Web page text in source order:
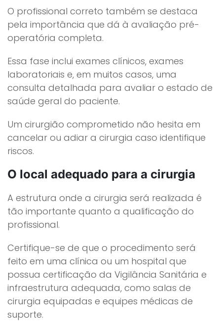
O profissional correto também se destaca
pela importância que dá à avaliação pré-
operatória completa.
Essa fase inclui exames clínicos, exames
laboratoriais e, em muitos casos, uma
consulta detalhada para avaliar o estado de
saúde geral do paciente.
Um cirurgião comprometido não hesita em
cancelar ou adiar a cirurgia caso identifique
riscos.
O local adequado para a cirurgia
A estrutura onde a cirurgia será realizada é
tão importante quanto a qualificação do
profissional.
Certifique-se de que o procedimento será
feito em uma clínica ou um hospital que
possua certificação da Vigilância Sanitária e
infraestrutura adequada, como salas de
cirurgia equipadas e equipes médicas de
suporte.